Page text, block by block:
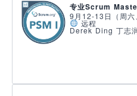
专业Scrum
9月12-13日（周六
远程
Derek Ding 丁志